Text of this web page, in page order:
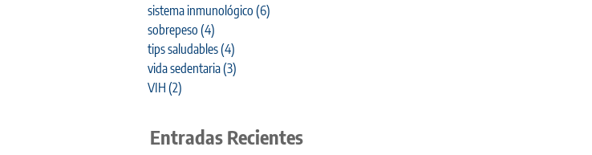
sistema inmunológico (6)
sobrepeso (4)
tips saludables(4)
vida sedentaria(3)
VIH (2)
Entradas Recientes